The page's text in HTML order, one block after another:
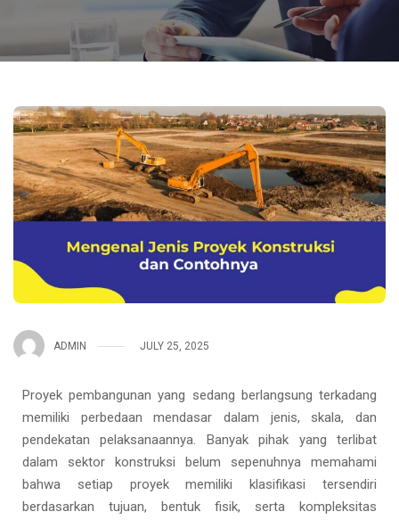
ADMIN JULY 25, 2025
Proyek pembangunan yang sedang berlangsung terkadang
memiliki perbedaan mendasar dalam jenis, skala, dan
pendekatan pelaksanaannya. Banyak pihak yang terlibat
dalam sektor konstruksi belum sepenuhnya memahami
bahwa setiap proyek memiliki klasifikasi tersendiri
berdasarkan tujuan, bentuk fisik, serta kompleksitas